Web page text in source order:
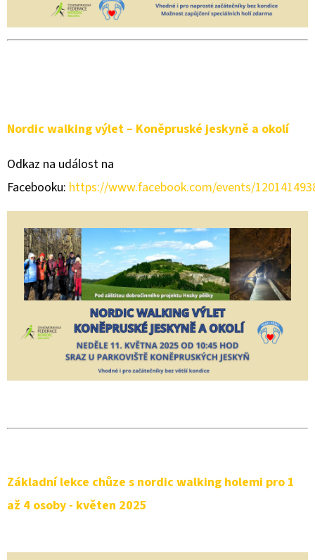
Nordic walking výlet – Koněpruské jeskyně a okolí
Odkaz na událost na
Facebooku: https://www.facebook.com/events/
Základní lekce chůze s nordic walking holemi pro 1
až 4 osoby - květen 2025